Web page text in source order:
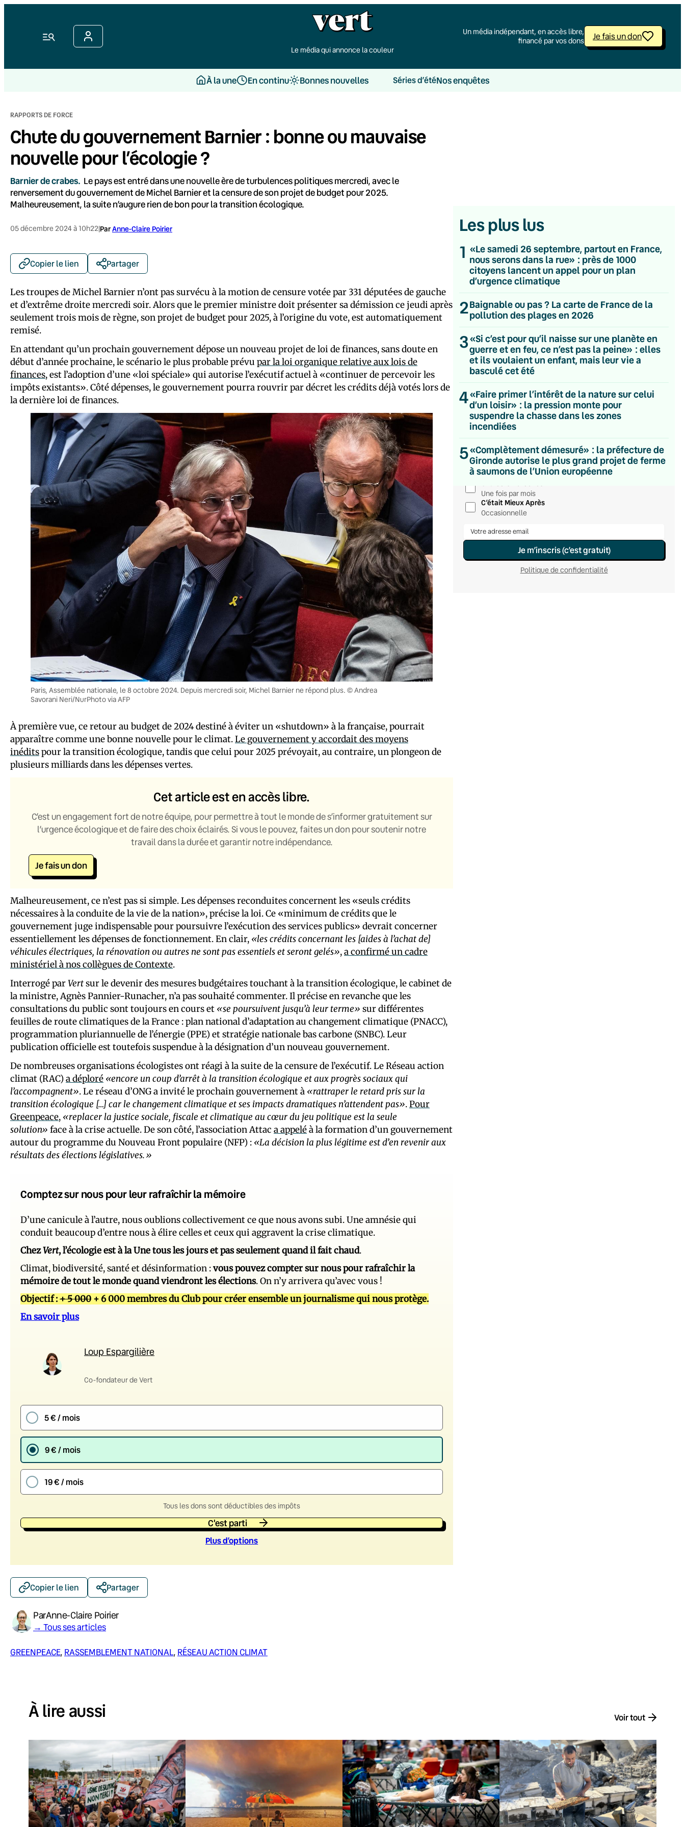
Menu
Le média qui annonce la couleur
Un média indépendant, en accès libre,
financé par vos dons
Je fais un don
À la une En continu Bonnes nouvelles Séries d’étéNos enquêtes
RAPPORTS DE FORCE
Chute du gouvernement Barnier : bonne ou mauvaise
nouvelle pour l’écologie ?
Barnier de crabes. Le pays est entré dans une nouvelle ère de turbulences politiques mercredi, avec le
renversement du gouvernement de Michel Barnier et la censure de son projet de budget pour 2025.
Malheureusement, la suite n’augure rien de bon pour la transition écologique.
05 décembre 2024 à 10h22|ParAnne-Claire Poirier
Copier le lien Partager
Les troupes de Michel Barnier n’ont pas survécu à la motion de censure votée par 331 député·es de gauche
et d’extrême droite mercredi soir. Alors que le premier ministre doit présenter sa démission ce jeudi après
seulement trois mois de règne, son projet de budget pour 2025, à l’origine du vote, est automatiquement
remisé.
En attendant qu’un prochain gouvernement dépose un nouveau projet de loi de finances, sans doute en
début d’année prochaine, le scénario le plus probable prévu par la loi organique relative aux lois de
finances, est l’adoption d’une «loi spéciale» qui autorise l’exécutif actuel à «continuer de percevoir les
impôts existants». Côté dépenses, le gouvernement pourra rouvrir par décret les crédits déjà votés lors de
la dernière loi de finances.
Paris, Assemblée nationale, le 8 octobre 2024. Depuis mercredi soir, Michel Barnier ne répond plus. © Andrea
Savorani Neri/NurPhoto via AFP
À première vue, ce retour au budget de 2024 destiné à éviter un «shutdown» à la française, pourrait
apparaître comme une bonne nouvelle pour le climat.Le gouvernement y accordait des moyens
inéditspour la transition écologique, tandis que celui pour 2025 prévoyait, au contraire, un plongeon de
plusieurs milliards dans les dépenses vertes.
Cet article est en accès libre.
C’est un engagement fort de notre équipe, pour permettre à tout le monde de s’informer gratuitement sur
l’urgence écologique et de faire des choix éclairés. Si vous le pouvez, faites un don pour soutenir notre
travail dans la durée et garantir notre indépendance.
Je fais un don
Malheureusement, ce n’est pas si simple. Les dépenses reconduites concernent les «seuls crédits
nécessaires à la conduite de la vie de la nation», précise la loi. Ce «minimum de crédits que le
gouvernement juge indispensable pour poursuivre l’exécution des services publics» devrait concerner
essentiellement les dépenses de fonctionnement. En clair, «les crédits concernant les [aides à l’achat de]
véhicules électriques, la rénovation ou autres ne sont pas essentiels et seront gelés»,a confirmé un cadre
ministériel à nos collègues de Contexte.
Interrogé parVertsur le devenir des mesures budgétaires touchant à la transition écologique, le cabinet de
la ministre, Agnès Pannier-Runacher, n’a pas souhaité commenter. Il précise en revanche que les
consultations du public sont toujours en cours et «se poursuivent jusqu’à leur terme» sur différentes
feuilles de route climatiques de la France : plan national d’adaptation au changement climatique (PNACC),
programmation pluriannuelle de l’énergie (PPE) et stratégie nationale bas carbone (SNBC). Leur
publication officielle est toutefois suspendue à la désignation d’un nouveau gouvernement.
De nombreuses organisations écologistes ont réagi à la suite de la censure de l’exécutif. Le Réseau action
climat (RAC)a déploré «encore un coup d’arrêt à la transition écologique et aux progrès sociaux qui
l’accompagnent». Le réseau d’ONG a invité le prochain gouvernement à «rattraper le retard pris sur la
transition écologique […] car le changement climatique et ses impacts dramatiques n’attendent pas».Pour
Greenpeace, «replacer la justice sociale, fiscale et climatique au cœur du jeu politique est la seule
solution» face à la crise actuelle. De son côté, l’association Attac a appeléà la formation d’un gouvernement
autour du programme du Nouveau Front populaire (NFP) : «La décision la plus légitime est d’en revenir aux
résultats des élections législatives.»
Comptez sur nous pour leur rafraîchir la mémoire
D’une canicule à l’autre, nous oublions collectivement ce que nous avons subi. Une amnésie qui
conduit beaucoup d’entre nous à élire celles et ceux qui aggravent la crise climatique.
ChezVert, l’écologie est à la Une tous les jours et pas seulement quand il fait chaud.
Climat, biodiversité, santé et désinformation :vous pouvez compter sur nous pour rafraîchir la
mémoire de tout le monde quand viendront les élections. On n’y arrivera qu’avec vous !
Objectif :+ 5 000 + 6 000 membres du Club pour créer ensemble un journalisme qui nous protège.
En savoir plus
Loup Espargilière
Co-fondateur de Vert
5 € / mois
9 € / mois
19 € / mois
Tous les dons sont déductibles des impôts
C'est parti
Plus d’options
Copier le lien Partager
ParAnne-Claire Poirier
→ Tous ses articles
GREENPEACE, RASSEMBLEMENT NATIONAL, RÉSEAU ACTION CLIMAT
Les plus lus
1 «Le samedi 26 septembre, partout en France,
nous serons dans la rue» : près de 1000
citoyens lancent un appel pour un plan
d’urgence climatique
2Baignable ou pas ? La carte de France de la
pollution des plages en 2026
3«Si c’est pour qu’il naisse sur une planète en
guerre et en feu, ce n’est pas la peine» : elles
et ils voulaient un enfant, mais leur vie a
basculé cet été
4«Faire primer l’intérêt de la nature sur celui
d’un loisir» : la pression monte pour
suspendre la chasse dans les zones
incendiées
5«Complètement démesuré» : la préfecture de
Gironde autorise le plus grand projet de ferme
à saumons de l’Union européenne
💌 Inscrivez-vous à nos newsletters
Quotidienne
Du lundi au vendredi
Hebdomadaire
Le samedi
Une fois par mois
C’était Mieux Après
Occasionnelle
Je m’inscris (c’est gratuit)
Politique de confidentialité
À lire aussi Voir tout